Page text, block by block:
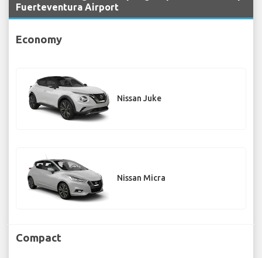
Fuerteventura Airport
Economy
Nissan Juke
Nissan Micra
Compact